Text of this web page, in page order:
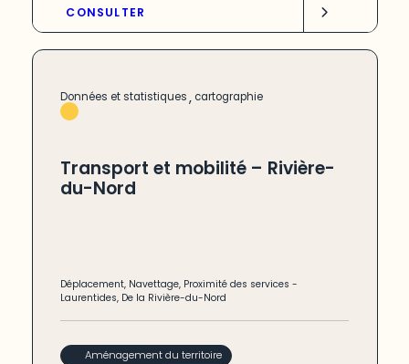
CONSULTER
Données et statistiques, cartographie
Transport et mobilité – Rivière-
du-Nord
Déplacement, Navettage, Proximité des services -
Laurentides, De la Rivière-du-Nord
Aménagement du territoire